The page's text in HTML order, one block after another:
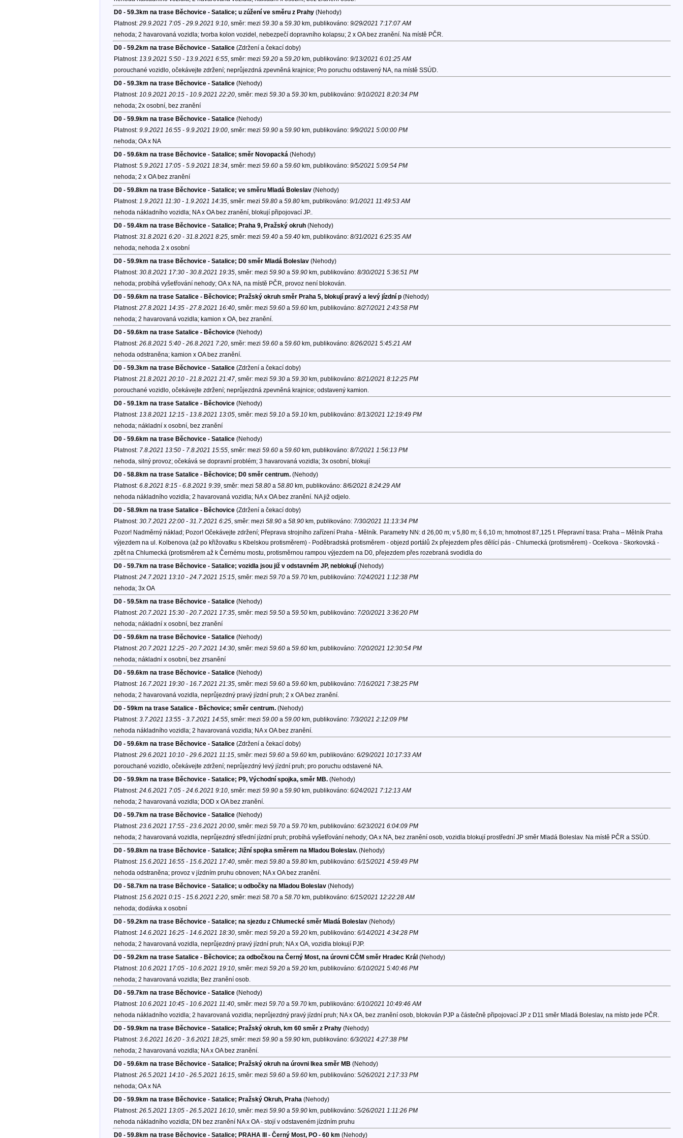
D0 - 59.3km na trase Běchovice - Satalice; u zúžení ve směru z Prahy(Nehody)
Platnost: 29.9.2021 7:05 - 29.9.2021 9:10, směr: mezi 59.30a 59.30km, publikováno: 9/29/2021 7:17:07 AM
nehoda; 2 havarovaná vozidla; tvorba kolon vozidel, nebezpečí dopravního kolapsu; 2 x OA bez zranění. Na místě PČR.
D0 - 59.2km na trase Běchovice - Satalice(Zdržení a čekací doby)
Platnost: 13.9.2021 5:50 - 13.9.2021 6:55, směr: mezi 59.20a 59.20km, publikováno: 9/13/2021 6:01:25 AM
porouchané vozidlo, očekávejte zdržení; neprůjezdná zpevněná krajnice; Pro poruchu odstavený NA, na místě SSÚD.
D0 - 59.3km na trase Běchovice - Satalice(Nehody)
Platnost: 10.9.2021 20:15 - 10.9.2021 22:20, směr: mezi 59.30a 59.30km, publikováno: 9/10/2021 8:20:34 PM
nehoda; 2x osobní, bez zranění
D0 - 59.9km na trase Běchovice - Satalice(Nehody)
Platnost: 9.9.2021 16:55 - 9.9.2021 19:00, směr: mezi 59.90a 59.90km, publikováno: 9/9/2021 5:00:00 PM
nehoda; OA x NA
D0 - 59.6km na trase Běchovice - Satalice; směr Novopacká(Nehody)
Platnost: 5.9.2021 17:05 - 5.9.2021 18:34, směr: mezi 59.60a 59.60km, publikováno: 9/5/2021 5:09:54 PM
nehoda; 2 x OA bez zranění
D0 - 59.8km na trase Běchovice - Satalice; ve směru Mladá Boleslav(Nehody)
Platnost: 1.9.2021 11:30 - 1.9.2021 14:35, směr: mezi 59.80a 59.80km, publikováno: 9/1/2021 11:49:53 AM
nehoda nákladního vozidla; NA x OA bez zranění, blokují připojovací JP..
D0 - 59.4km na trase Běchovice - Satalice; Praha 9, Pražský okruh(Nehody)
Platnost: 31.8.2021 6:20 - 31.8.2021 8:25, směr: mezi 59.40a 59.40km, publikováno: 8/31/2021 6:25:35 AM
nehoda; nehoda 2 x osobní
D0 - 59.9km na trase Běchovice - Satalice; D0 směr Mladá Boleslav(Nehody)
Platnost: 30.8.2021 17:30 - 30.8.2021 19:35, směr: mezi 59.90a 59.90km, publikováno: 8/30/2021 5:36:51 PM
nehoda; probíhá vyšetřování nehody; OA x NA, na místě PČR, provoz není blokován.
D0 - 59.6km na trase Satalice - Běchovice; Pražský okruh směr Praha 5, blokují pravý a levý jízdní p(Nehody)
Platnost: 27.8.2021 14:35 - 27.8.2021 16:40, směr: mezi 59.60a 59.60km, publikováno: 8/27/2021 2:43:58 PM
nehoda; 2 havarovaná vozidla; kamion x OA, bez zranění.
D0 - 59.6km na trase Satalice - Běchovice(Nehody)
Platnost: 26.8.2021 5:40 - 26.8.2021 7:20, směr: mezi 59.60a 59.60km, publikováno: 8/26/2021 5:45:21 AM
nehoda odstraněna; kamion x OA bez zranění.
D0 - 59.3km na trase Běchovice - Satalice(Zdržení a čekací doby)
Platnost: 21.8.2021 20:10 - 21.8.2021 21:47, směr: mezi 59.30a 59.30km, publikováno: 8/21/2021 8:12:25 PM
porouchané vozidlo, očekávejte zdržení; neprůjezdná zpevněná krajnice; odstavený kamion.
D0 - 59.1km na trase Satalice - Běchovice(Nehody)
Platnost: 13.8.2021 12:15 - 13.8.2021 13:05, směr: mezi 59.10a 59.10km, publikováno: 8/13/2021 12:19:49 PM
nehoda; nákladní x osobní, bez zranění
D0 - 59.6km na trase Běchovice - Satalice(Nehody)
Platnost: 7.8.2021 13:50 - 7.8.2021 15:55, směr: mezi 59.60a 59.60km, publikováno: 8/7/2021 1:56:13 PM
nehoda, silný provoz; očekává se dopravní problém; 3 havarovaná vozidla; 3x osobní, blokují
D0 - 58.8km na trase Satalice - Běchovice; D0 směr centrum.(Nehody)
Platnost: 6.8.2021 8:15 - 6.8.2021 9:39, směr: mezi 58.80a 58.80km, publikováno: 8/6/2021 8:24:29 AM
nehoda nákladního vozidla; 2 havarovaná vozidla; NA x OA bez zranění. NA již odjelo.
D0 - 58.9km na trase Satalice - Běchovice(Zdržení a čekací doby)
Platnost: 30.7.2021 22:00 - 31.7.2021 6:25, směr: mezi 58.90a 58.90km, publikováno: 7/30/2021 11:13:34 PM
Pozor! Nadměrný náklad; Pozor! Očekávejte zdržení; Přeprava strojního zařízení Praha - Mělník. Parametry NN: d 26,00 m; v 5,80 m; š 6,10 m; hmotnost 87,125 t. Přepravní trasa: Praha – Mělník Praha
výjezdem na ul. Kolbenova (až po křižovatku s Kbelskou protisměrem) - Poděbradská protisměrem - objezd portálů 2x přejezdem přes dělící pás - Chlumecká (protisměrem) - Ocelkova - Skorkovská -
zpět na Chlumecká (protisměrem až k Černému mostu, protisměrnou rampou výjezdem na D0, přejezdem přes rozebraná svodidla do
D0 - 59.7km na trase Běchovice - Satalice; vozidla jsou již v odstavném JP, neblokují(Nehody)
Platnost: 24.7.2021 13:10 - 24.7.2021 15:15, směr: mezi 59.70a 59.70km, publikováno: 7/24/2021 1:12:38 PM
nehoda; 3x OA
D0 - 59.5km na trase Běchovice - Satalice(Nehody)
Platnost: 20.7.2021 15:30 - 20.7.2021 17:35, směr: mezi 59.50a 59.50km, publikováno: 7/20/2021 3:36:20 PM
nehoda; nákladní x osobní, bez zranění
D0 - 59.6km na trase Běchovice - Satalice(Nehody)
Platnost: 20.7.2021 12:25 - 20.7.2021 14:30, směr: mezi 59.60a 59.60km, publikováno: 7/20/2021 12:30:54 PM
nehoda; nákladní x osobní, bez zrsanění
D0 - 59.6km na trase Běchovice - Satalice(Nehody)
Platnost: 16.7.2021 19:30 - 16.7.2021 21:35, směr: mezi 59.60a 59.60km, publikováno: 7/16/2021 7:38:25 PM
nehoda; 2 havarovaná vozidla, neprůjezdný pravý jízdní pruh; 2 x OA bez zranění.
D0 - 59km na trase Satalice - Běchovice; směr centrum.(Nehody)
Platnost: 3.7.2021 13:55 - 3.7.2021 14:55, směr: mezi 59.00a 59.00km, publikováno: 7/3/2021 2:12:09 PM
nehoda nákladního vozidla; 2 havarovaná vozidla; NA x OA bez zranění.
D0 - 59.6km na trase Běchovice - Satalice(Zdržení a čekací doby)
Platnost: 29.6.2021 10:10 - 29.6.2021 11:15, směr: mezi 59.60a 59.60km, publikováno: 6/29/2021 10:17:33 AM
porouchané vozidlo, očekávejte zdržení; neprůjezdný levý jízdní pruh; pro poruchu odstavené NA.
D0 - 59.9km na trase Běchovice - Satalice; P9, Východní spojka, směr MB.(Nehody)
Platnost: 24.6.2021 7:05 - 24.6.2021 9:10, směr: mezi 59.90a 59.90km, publikováno: 6/24/2021 7:12:13 AM
nehoda; 2 havarovaná vozidla; DOD x OA bez zranění.
D0 - 59.7km na trase Běchovice - Satalice(Nehody)
Platnost: 23.6.2021 17:55 - 23.6.2021 20:00, směr: mezi 59.70a 59.70km, publikováno: 6/23/2021 6:04:09 PM
nehoda; 2 havarovaná vozidla, neprůjezdný střední jízdní pruh; probíhá vyšetřování nehody; OA x NA, bez zranění osob, vozidla blokují prostřední JP směr Mladá Boleslav. Na místě PČR a SSÚD.
D0 - 59.8km na trase Běchovice - Satalice; Jižní spojka směrem na Mladou Boleslav.(Nehody)
Platnost: 15.6.2021 16:55 - 15.6.2021 17:40, směr: mezi 59.80a 59.80km, publikováno: 6/15/2021 4:59:49 PM
nehoda odstraněna; provoz v jízdním pruhu obnoven; NA x OA bez zranění.
D0 - 58.7km na trase Běchovice - Satalice; u odbočky na Mladou Boleslav(Nehody)
Platnost: 15.6.2021 0:15 - 15.6.2021 2:20, směr: mezi 58.70a 58.70km, publikováno: 6/15/2021 12:22:28 AM
nehoda; dodávka x osobní
D0 - 59.2km na trase Běchovice - Satalice; na sjezdu z Chlumecké směr Mladá Boleslav(Nehody)
Platnost: 14.6.2021 16:25 - 14.6.2021 18:30, směr: mezi 59.20a 59.20km, publikováno: 6/14/2021 4:34:28 PM
nehoda; 2 havarovaná vozidla, neprůjezdný pravý jízdní pruh; NA x OA, vozidla blokují PJP.
D0 - 59.2km na trase Satalice - Běchovice; za odbočkou na Černý Most, na úrovni CČM směr Hradec Král (Nehody)
Platnost: 10.6.2021 17:05 - 10.6.2021 19:10, směr: mezi 59.20a 59.20km, publikováno: 6/10/2021 5:40:46 PM
nehoda; 2 havarovaná vozidla; Bez zranění osob.
D0 - 59.7km na trase Běchovice - Satalice(Nehody)
Platnost: 10.6.2021 10:45 - 10.6.2021 11:40, směr: mezi 59.70a 59.70km, publikováno: 6/10/2021 10:49:46 AM
nehoda nákladního vozidla; 2 havarovaná vozidla; neprůjezdný pravý jízdní pruh; NA x OA, bez zranění osob, blokován PJP a částečně připojovací JP z D11 směr Mladá Boleslav, na místo jede PČR.
D0 - 59.9km na trase Běchovice - Satalice; Pražský okruh, km 60 směr z Prahy(Nehody)
Platnost: 3.6.2021 16:20 - 3.6.2021 18:25, směr: mezi 59.90a 59.90km, publikováno: 6/3/2021 4:27:38 PM
nehoda; 2 havarovaná vozidla; NA x OA bez zranění.
D0 - 59.6km na trase Běchovice - Satalice; Pražský okruh na úrovni Ikea směr MB (Nehody)
Platnost: 26.5.2021 14:10 - 26.5.2021 16:15, směr: mezi 59.60a 59.60km, publikováno: 5/26/2021 2:17:33 PM
nehoda; OA x NA
D0 - 59.9km na trase Běchovice - Satalice; Pražský Okruh, Praha(Nehody)
Platnost: 26.5.2021 13:05 - 26.5.2021 16:10, směr: mezi 59.90a 59.90km, publikováno: 5/26/2021 1:11:26 PM
nehoda nákladního vozidla; DN bez zranění NA x OA - stojí v odstaveném jízdním pruhu
D0 - 59.8km na trase Běchovice - Satalice; PRAHA III - Černý Most, PO - 60 km (Nehody)